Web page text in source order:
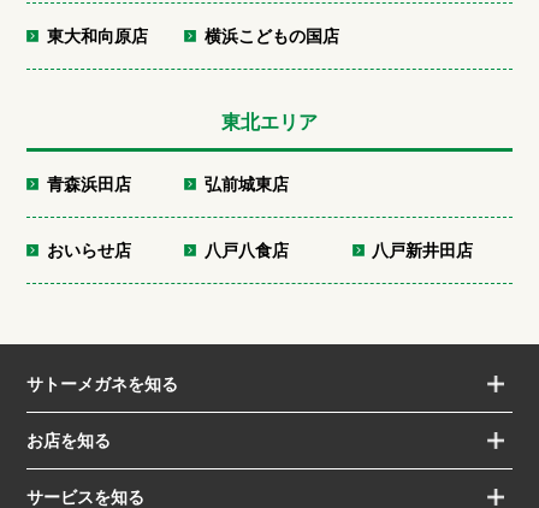
東大和向原店 横浜こどもの国店
東北エリア
青森浜田店 弘前城東店
おいらせ店 八戸八食店 八戸新井田店
サトーメガネを知る
お店を知る
サービスを知る